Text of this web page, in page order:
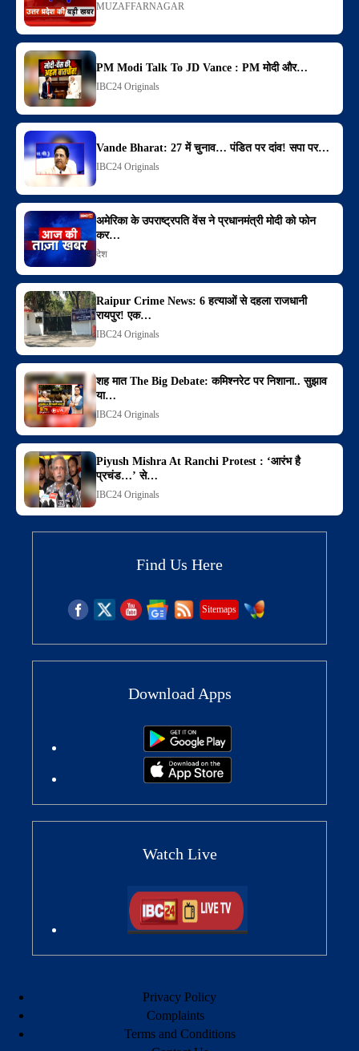
MUZAFFARNAGAR
PM Modi Talk To JD Vance : PM मोदी और…
IBC24 Originals
Vande Bharat: 27 में चुनाव… पंडित पर दांव! सपा पर…
IBC24 Originals
अमेरिका के उपराष्ट्रपति वेंस ने प्रधानमंत्री मोदी को फोन
कर…
देश
Raipur Crime News: 6 हत्याओं से दहला राजधानी
रायपुर! एक…
IBC24 Originals
शह मात The Big Debate: कमिश्नरेट पर निशाना.. सुझाव
या…
IBC24 Originals
Piyush Mishra At Ranchi Protest : ‘आरंभ है
प्रचंड…’ से…
IBC24 Originals
Find Us Here
Sitemaps
Download Apps
Watch Live
Privacy Policy
Complaints
Terms and Conditions